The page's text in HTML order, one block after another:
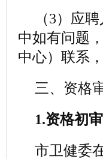
（3）应
中如有问题
中心）联系
三、资格
1.资格初审
市卫健委